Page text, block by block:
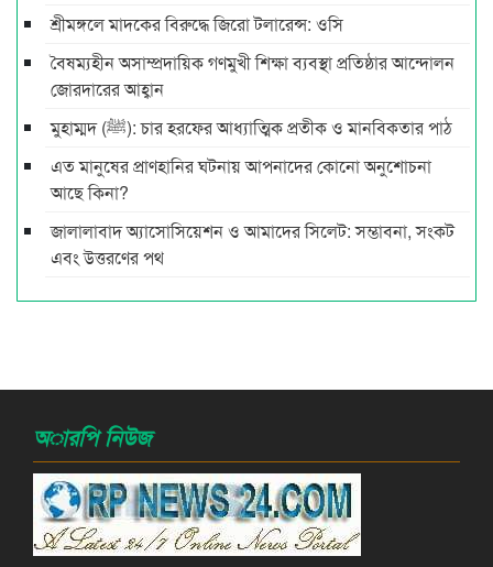
শ্রীমঙ্গলে মাদকের বিরুদ্ধে জিরো টলারেন্স: ওসি
বৈষম্যহীন অসাম্প্রদায়িক গণমুখী শিক্ষা ব্যবস্থা প্রতিষ্ঠার আন্দোলন
জোরদারের আহ্বান
মুহাম্মদ (ﷺ): চার হরফের আধ্যাত্মিক প্রতীক ও মানবিকতার পাঠ
এত মানুষের প্রাণহানির ঘটনায় আপনাদের কোনো অনুশোচনা
আছে কিনা?
জালালাবাদ অ্যাসোসিয়েশন ও আমাদের সিলেট: সম্ভাবনা, সংকট
এবং উত্তরণের পথ
অারপি নিউজ